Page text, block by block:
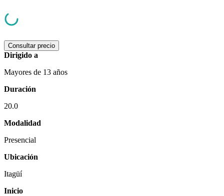
Consultar precio
Dirigido a
Mayores de 13 años
Duración
20.0
Modalidad
Presencial
Ubicación
Itagüí
Inicio